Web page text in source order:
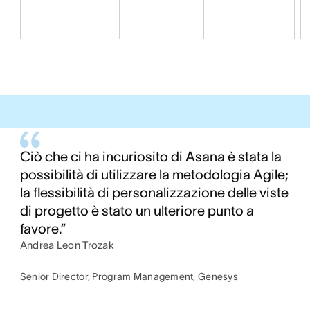
Ciò che ci ha incuriosito di Asana è stata la
possibilità di utilizzare la metodologia Agile;
la flessibilità di personalizzazione delle viste
di progetto è stato un ulteriore punto a
favore.”
Andrea Leon Trozak
Senior Director, Program Management, Genesys